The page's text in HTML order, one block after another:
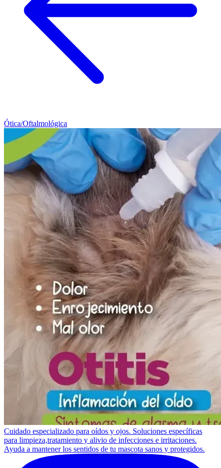
Ótica/Oftalmológica
Cuidado especializado para oídos y ojos. Soluciones específicas
para limpieza,tratamiento y alivio de infecciones e irritaciones.
Ayuda a mantener los sentidos de tu mascota sanos y protegidos.